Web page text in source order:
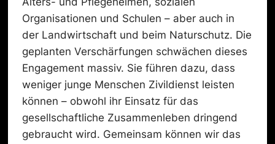
Organisationen und Schulen – aber auch in
der Landwirtschaft und beim Naturschutz. Die
geplanten Verschärfungen schwächen dieses
Engagement massiv. Sie führen dazu, dass
weniger junge Menschen Zivildienst leisten
können – obwohl ihr Einsatz für das
gesellschaftliche Zusammenleben dringend
gebraucht wird. Gemeinsam können wir das